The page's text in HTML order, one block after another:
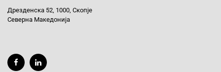
Дрезденска 52, 1000, Скопје
Северна Македонија